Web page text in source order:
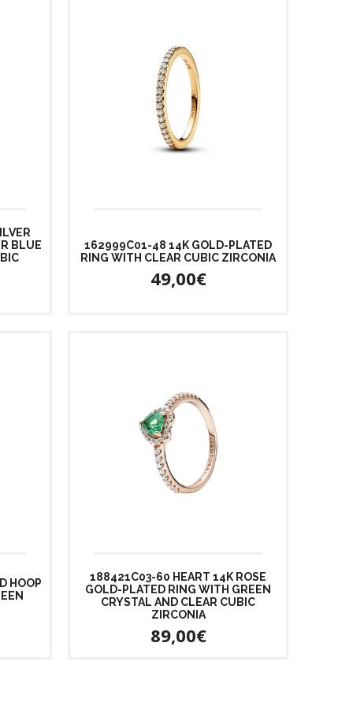
BLUE
162999C01-48 14K GOLD-PLATED
RING WITH CLEAR CUBIC ZIRCONIA
49,00€
HOOP
188421C03-60 HEART 14K ROSE
GOLD-PLATED RING WITH GREEN
CRYSTAL AND CLEAR CUBIC
ZIRCONIA
89,00€